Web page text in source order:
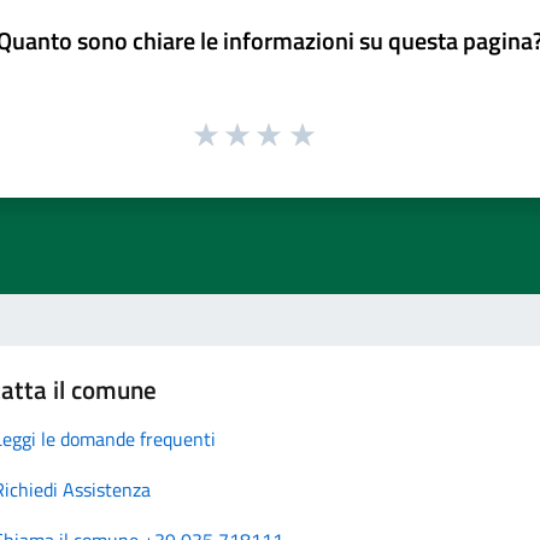
sono chiare le informazioni su questa
il comune
le domande frequenti
Assistenza